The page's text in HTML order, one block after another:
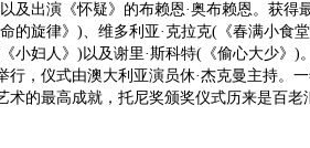
以及出演《怀疑》的布赖恩·奥布赖恩。获
的旋律》)、维多利亚·克拉克(《春满小食
小妇人》)以及谢里·斯科特(《偷心大少》)
行，仪式由澳大利亚演员休·杰克曼主持。
术的最高成就，托尼奖颁奖仪式历来是百老